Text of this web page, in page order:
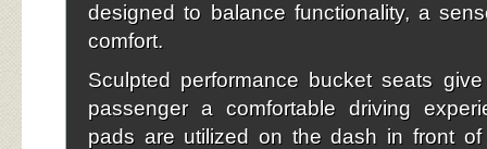
designed to balance functionality, a
comfort.
Sculpted performance bucket seats
passenger a comfortable driving
pads are utilized on the dash in front of